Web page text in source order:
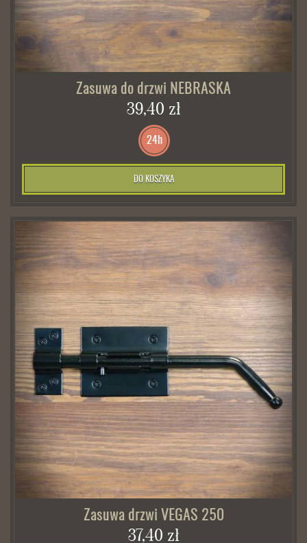
Zasuwa do drzwi NEBRASKA
39,40 zł
24h
DO KOSZYKA
Zasuwa drzwi VEGAS 250
37,40 zł